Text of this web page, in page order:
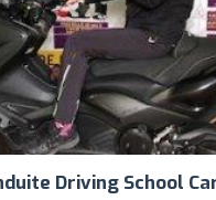
Driving School